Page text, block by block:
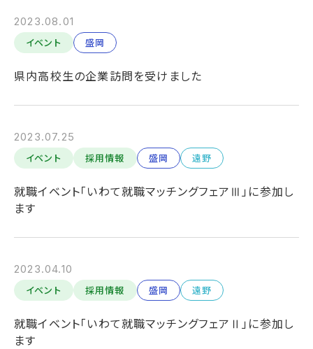
2023.08.01
イベント
盛岡
県内高校生の企業訪問を受けました
2023.07.25
イベント
採用情報 盛岡 遠野
就職イベント「いわて就職マッチングフェアⅢ」に参加し
ます
2023.04.10
イベント
採用情報 盛岡 遠野
就職イベント「いわて就職マッチングフェアⅡ」に参加し
ます